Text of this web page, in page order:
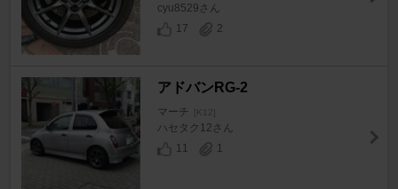
cyu8529さん
17
2
アドバンRG-2
マーチ
ハセタク12さん
11
1